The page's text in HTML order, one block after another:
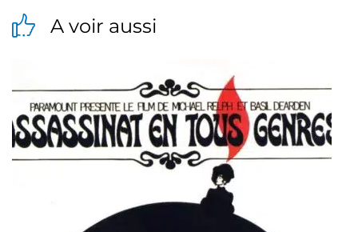
A voir aussi